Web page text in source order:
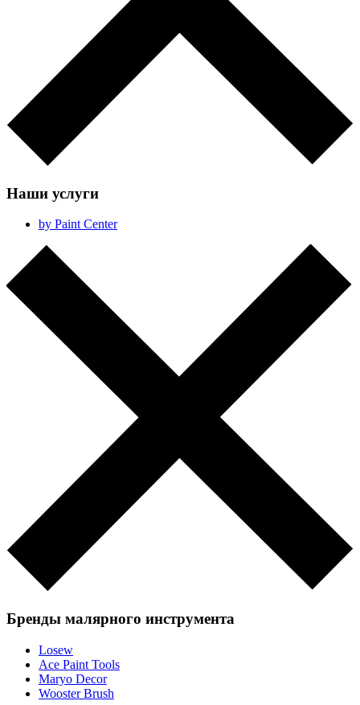
Наши услуги
by Paint Center
Бренды малярного инструмента
Losew
Ace Paint Tools
Maryo Decor
Wooster Brush